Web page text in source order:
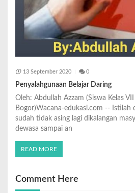
13 September 2020 0
Penyalahgunaan Belajar Daring
Oleh: Abdullah Azzam (Siswa Kelas
Bogor)Wacana-edukasi.com -- Istilah
sudah tidak asing lagi dikalangan
dewasa sampai an
READ MORE
Comment Here